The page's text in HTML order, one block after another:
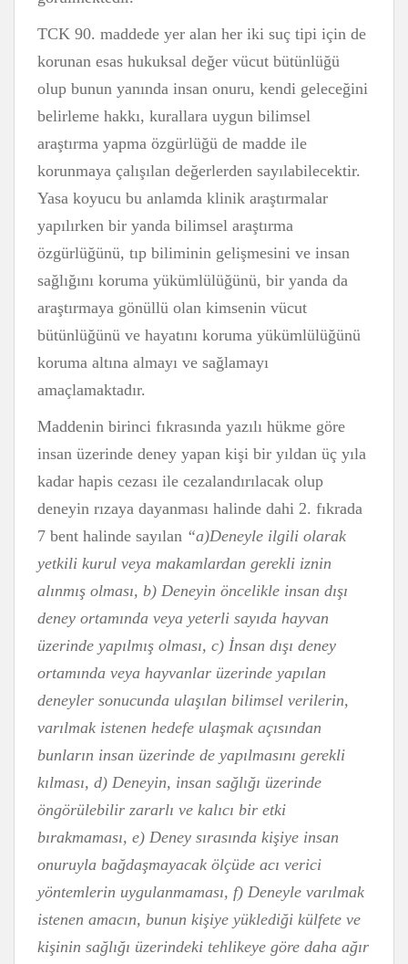
TCK 90. maddede yer alan her iki suç tipi için de
korunan esas hukuksal değer vücut bütünlüğü
olup bunun yanında insan onuru, kendi geleceğini
belirleme hakkı, kurallara uygun bilimsel
araştırma yapma özgürlüğü de madde ile
korunmaya çalışılan değerlerden sayılabilecektir.
Yasa koyucu bu anlamda klinik araştırmalar
yapılırken bir yanda bilimsel araştırma
özgürlüğünü, tıp biliminin gelişmesini ve insan
sağlığını koruma yükümlülüğünü, bir yanda da
araştırmaya gönüllü olan kimsenin vücut
bütünlüğünü ve hayatını koruma yükümlülüğünü
koruma altına almayı ve sağlamayı
amaçlamaktadır.
Maddenin birinci fıkrasında yazılı hükme göre
insan üzerinde deney yapan kişi bir yıldan üç yıla
kadar hapis cezası ile cezalandırılacak olup
deneyin rızaya dayanması halinde dahi 2. fıkrada
7 bent halinde sayılan “a)Deneyle ilgili olarak
yetkili kurul veya makamlardan gerekli iznin
alınmış olması, b) Deneyin öncelikle insan dışı
deney ortamında veya yeterli sayıda hayvan
üzerinde yapılmış olması, c) İnsan dışı deney
ortamında veya hayvanlar üzerinde yapılan
deneyler sonucunda ulaşılan bilimsel verilerin,
varılmak istenen hedefe ulaşmak açısından
bunların insan üzerinde de yapılmasını gerekli
kılması, d) Deneyin, insan sağlığı üzerinde
öngörülebilir zararlı ve kalıcı bir etki
bırakmaması, e) Deney sırasında kişiye insan
onuruyla bağdaşmayacak ölçüde acı verici
yöntemlerin uygulanmaması, f) Deneyle varılmak
istenen amacın, bunun kişiye yüklediği külfete ve
kişinin sağlığı üzerindeki tehlikeye göre daha ağır